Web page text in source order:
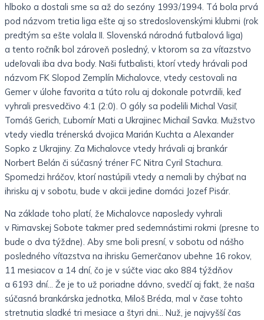
hlboko a dostali sme sa až do sezóny 1993/1994. Tá bola prvá
pod názvom tretia liga ešte aj so stredoslovenskými klubmi (rok
predtým sa ešte volala II. Slovenská národná futbalová liga)
a tento ročník bol zároveň posledný, v ktorom sa za víťazstvo
udeľovali iba dva body. Naši futbalisti, ktorí vtedy hrávali pod
názvom FK Slopod Zemplín Michalovce, vtedy cestovali na
Gemer v úlohe favorita a túto rolu aj dokonale potvrdili, keď
vyhrali presvedčivo 4:1 (2:0). O góly sa podelili Michal Vasiľ,
Tomáš Gerich, Ľubomír Mati a Ukrajinec Michail Savka. Mužstvo
vtedy viedla trénerská dvojica Marián Kuchta a Alexander
Sopko z Ukrajiny. Za Michalovce vtedy hrávali aj brankár
Norbert Belán či súčasný tréner FC Nitra Cyril Stachura.
Spomedzi hráčov, ktorí nastúpili vtedy a nemali by chýbať na
ihrisku aj v sobotu, bude v akcii jedine domáci Jozef Pisár.
Na základe toho platí, že Michalovce naposledy vyhrali
v Rimavskej Sobote takmer pred sedemnástimi rokmi (presne to
bude o dva týždne). Aby sme boli presní, v sobotu od nášho
posledného víťazstva na ihrisku Gemerčanov ubehne 16 rokov,
11 mesiacov a 14 dní, čo je v súčte viac ako 884 týždňov
a 6193 dní… Že je to už poriadne dávno, svedčí aj fakt, že naša
súčasná brankárska jednotka, Miloš Bréda, mal v čase tohto
stretnutia sladké tri mesiace a štyri dni… Nuž, je najvyšší čas